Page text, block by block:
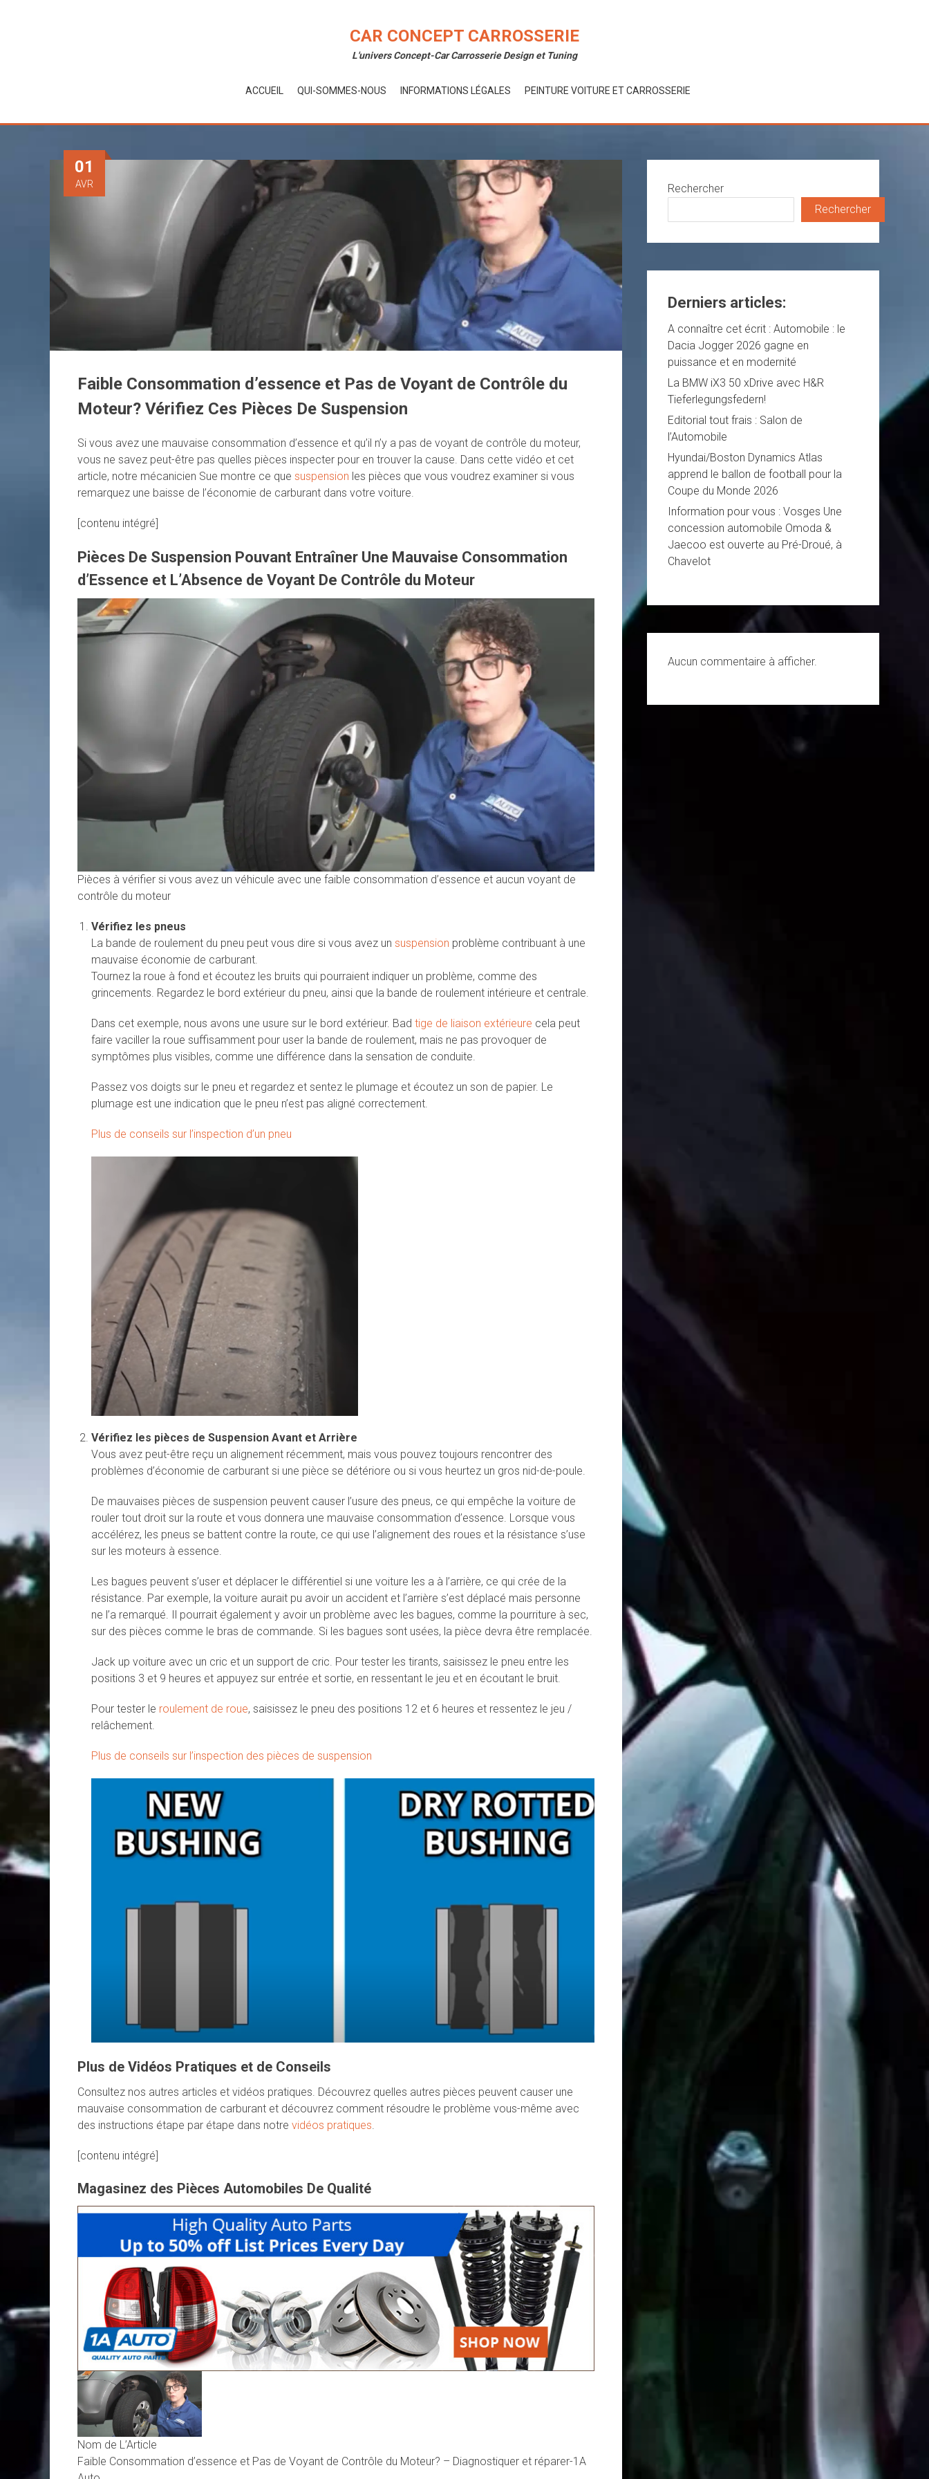
CAR CONCEPT CARROSSERIE
L'univers Concept-Car Carrosserie Design et Tuning
ACCUEIL QUI-SOMMES-NOUS INFORMATIONS LÉGALES PEINTURE VOITURE ET CARROSSERIE
01
AVR
Faible Consommation d’essence et Pas de Voyant de Contrôle du
Moteur? Vérifiez Ces Pièces De Suspension
Si vous avez une mauvaise consommation d’essence et qu’il n’y a pas de voyant de contrôle du moteur,
vous ne savez peut-être pas quelles pièces inspecter pour en trouver la cause. Dans cette vidéo et cet
article, notre mécanicien Sue montre ce que suspension les pièces que vous voudrez examiner si vous
remarquez une baisse de l’économie de carburant dans votre voiture.
[contenu intégré]
Pièces De Suspension Pouvant Entraîner Une Mauvaise Consommation
d’Essence et L’Absence de Voyant De Contrôle du Moteur
Pièces à vérifier si vous avez un véhicule avec une faible consommation d’essence et aucun voyant de
contrôle du moteur
Vérifiez les pneus
La bande de roulement du pneu peut vous dire si vous avez un suspension problème contribuant à une
mauvaise économie de carburant.
Tournez la roue à fond et écoutez les bruits qui pourraient indiquer un problème, comme des
grincements. Regardez le bord extérieur du pneu, ainsi que la bande de roulement intérieure et centrale.
Dans cet exemple, nous avons une usure sur le bord extérieur. Bad tige de liaison extérieure cela peut
faire vaciller la roue suffisamment pour user la bande de roulement, mais ne pas provoquer de
symptômes plus visibles, comme une différence dans la sensation de conduite.
Passez vos doigts sur le pneu et regardez et sentez le plumage et écoutez un son de papier. Le
plumage est une indication que le pneu n’est pas aligné correctement.
Plus de conseils sur l’inspection d’un pneu
Vérifiez les pièces de Suspension Avant et Arrière
Vous avez peut-être reçu un alignement récemment, mais vous pouvez toujours rencontrer des
problèmes d’économie de carburant si une pièce se détériore ou si vous heurtez un gros nid-de-poule.
De mauvaises pièces de suspension peuvent causer l’usure des pneus, ce qui empêche la voiture de
rouler tout droit sur la route et vous donnera une mauvaise consommation d’essence. Lorsque vous
accélérez, les pneus se battent contre la route, ce qui use l’alignement des roues et la résistance s’use
sur les moteurs à essence.
Les bagues peuvent s’user et déplacer le différentiel si une voiture les a à l’arrière, ce qui crée de la
résistance. Par exemple, la voiture aurait pu avoir un accident et l’arrière s’est déplacé mais personne
ne l’a remarqué. Il pourrait également y avoir un problème avec les bagues, comme la pourriture à sec,
sur des pièces comme le bras de commande. Si les bagues sont usées, la pièce devra être remplacée.
Jack up voiture avec un cric et un support de cric. Pour tester les tirants, saisissez le pneu entre les
positions 3 et 9 heures et appuyez sur entrée et sortie, en ressentant le jeu et en écoutant le bruit.
Pour tester le roulement de roue, saisissez le pneu des positions 12 et 6 heures et ressentez le jeu /
relâchement.
Plus de conseils sur l’inspection des pièces de suspension
Plus de Vidéos Pratiques et de Conseils
Consultez nos autres articles et vidéos pratiques. Découvrez quelles autres pièces peuvent causer une
mauvaise consommation de carburant et découvrez comment résoudre le problème vous-même avec
des instructions étape par étape dans notre vidéos pratiques.
[contenu intégré]
Magasinez des Pièces Automobiles De Qualité
Nom de L’Article
Faible Consommation d’essence et Pas de Voyant de Contrôle du Moteur? – Diagnostiquer et réparer-1A
Rechercher
Rechercher
Derniers articles:
A connaître cet écrit : Automobile : le
Dacia Jogger 2026 gagne en
puissance et en modernité
La BMW iX3 50 xDrive avec H&R
Tieferlegungsfedern!
Editorial tout frais : Salon de
l’Automobile
Hyundai/Boston Dynamics Atlas
apprend le ballon de football pour la
Coupe du Monde 2026
Information pour vous : Vosges Une
concession automobile Omoda &
Jaecoo est ouverte au Pré-Droué, à
Chavelot
Aucun commentaire à afficher.